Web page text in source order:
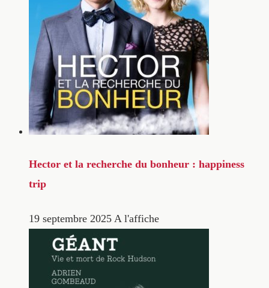
Hector et la recherche du bonheur : happiness
trip
19 septembre 2025 A l'affiche